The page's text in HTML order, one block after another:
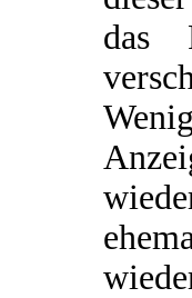
das